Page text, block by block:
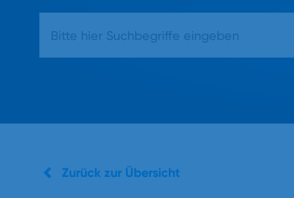
Zurück zur Übersicht